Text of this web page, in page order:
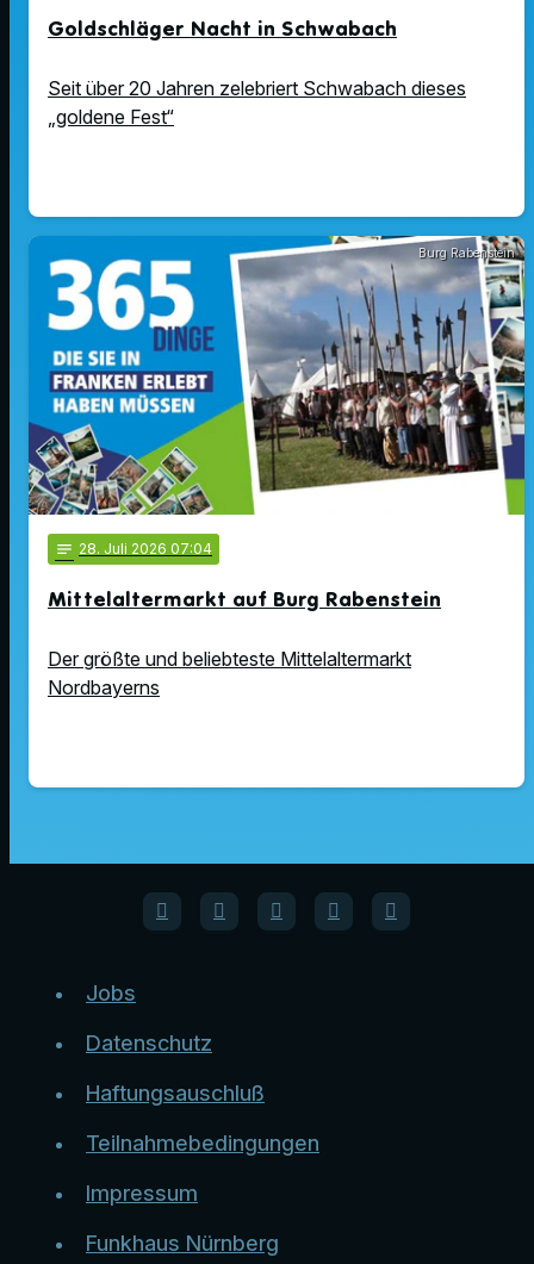
Goldschläger Nacht in Schwabach
Seit über 20 Jahren zelebriert Schwabach dieses
„goldene Fest“
Burg Rabenstein
notes 28. Juli 2026 07:04
Mittelaltermarkt auf Burg Rabenstein
Der größte und beliebteste Mittelaltermarkt
Nordbayerns
Jobs
Datenschutz
Haftungsauschluß
Teilnahmebedingungen
Impressum
Funkhaus Nürnberg